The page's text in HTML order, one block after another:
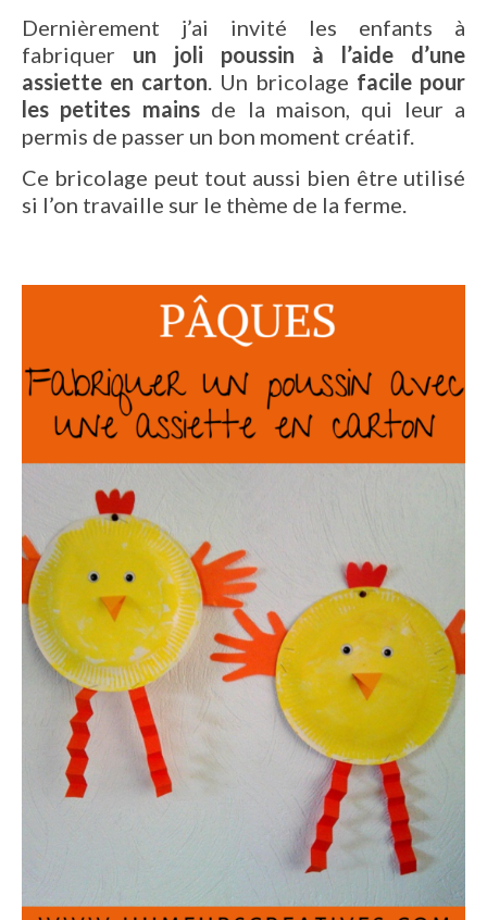
Dernièrement j’ai invité les enfants à
fabriquer un joli poussin à l’aide d’une
assiette en carton. Un bricolage facile pour
les petites mainsde la maison, qui leur a
permis de passer un bon moment créatif.
Ce bricolage peut tout aussi bien être utilisé
si l’on travaille sur le thème de la ferme.